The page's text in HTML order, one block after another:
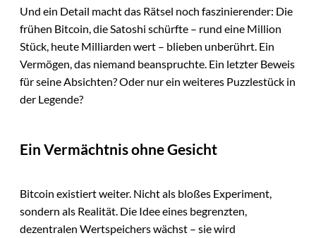
Und ein Detail macht das Rätsel noch faszinierender: Die
frühen Bitcoin, die Satoshi schürfte – rund eine Million
Stück, heute Milliarden wert – blieben unberührt. Ein
Vermögen, das niemand beanspruchte. Ein letzter Beweis
für seine Absichten? Oder nur ein weiteres Puzzlestück in
der Legende?
Ein Vermächtnis ohne Gesicht
Bitcoin existiert weiter. Nicht als bloßes Experiment,
sondern als Realität. Die Idee eines begrenzten,
dezentralen Wertspeichers wächst – sie wird